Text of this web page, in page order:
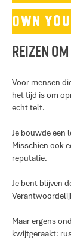
Reizen
Voor mensen
het tijd is om
echt telt.
Je bouwde een
Misschien ook
reputatie.
Je bent blijven
Maar ergens
kwijtgeraakt: